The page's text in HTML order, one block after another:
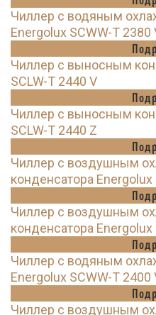
Чиллер с водяным
Energolux SCWW-T 2380
Чиллер с выносным
SCLW-T 2440 V
Чиллер с выносным
SCLW-T 2440 Z
Чиллер с воздушным
конденсатора Energolux
Чиллер с воздушным
конденсатора Energolux
Чиллер с водяным
Energolux SCWW-T 2400
Чиллер с воздушным